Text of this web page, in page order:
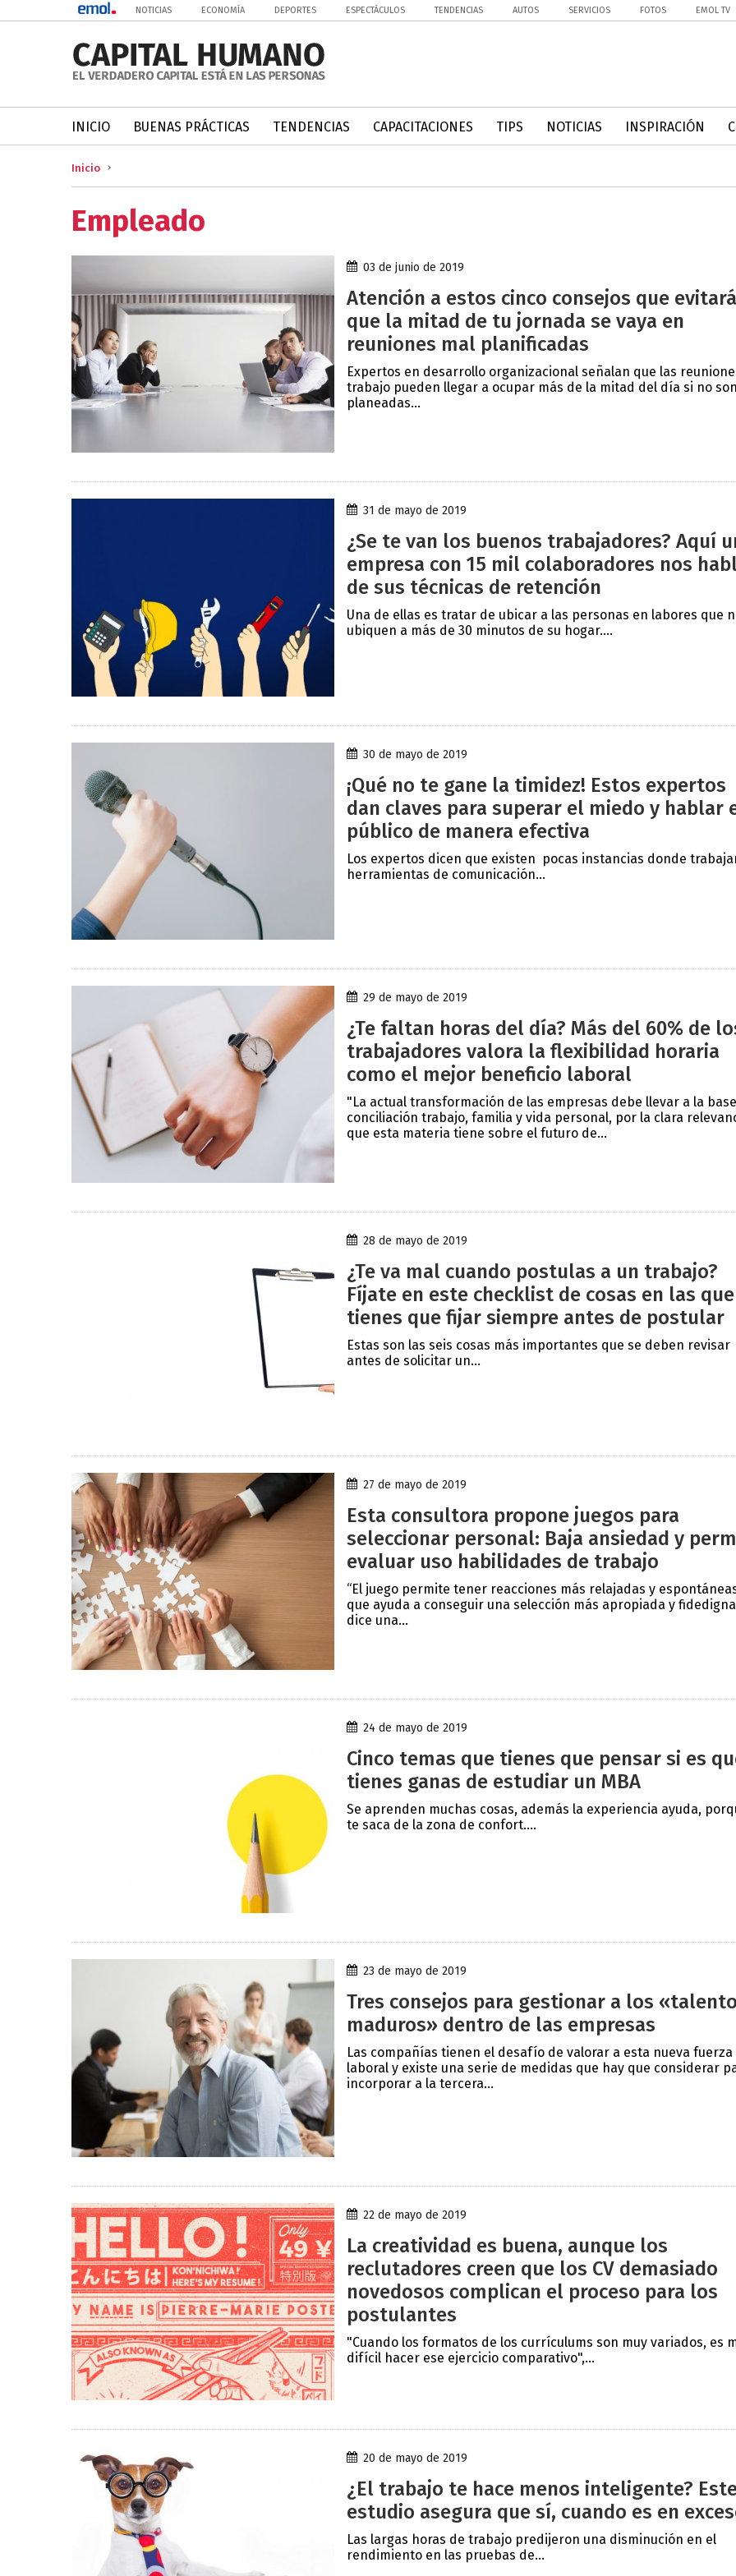
NOTICIAS ECONOMÍA DEPORTES ESPECTÁCULOS TENDENCIAS AUTOS SERVICIOS FOTOS EMOL TV
INICIO BUENAS PRÁCTICAS TENDENCIAS CAPACITACIONES TIPS NOTICIAS INSPIRACIÓN
Inicio
Empleado
03 de junio de 2019
Atención a estos cinco consejos que
que la mitad de tu jornada se vaya en
reuniones mal planificadas
Expertos en desarrollo organizacional señalan que las
trabajo pueden llegar a ocupar más de la mitad del día si no son
planeadas...
31 de mayo de 2019
¿Se te van los buenos trabajadores? Aquí
empresa con 15 mil colaboradores nos
de sus técnicas de retención
Una de ellas es tratar de ubicar a las personas en labores que
ubiquen a más de 30 minutos de su hogar....
30 de mayo de 2019
¡Qué no te gane la timidez! Estos expertos
dan claves para superar el miedo y hablar
público de manera efectiva
Los expertos dicen que existen pocas instancias donde
herramientas de comunicación...
29 de mayo de 2019
¿Te faltan horas del día? Más del 60% de
trabajadores valora la flexibilidad horaria
como el mejor beneficio laboral
"La actual transformación de las empresas debe llevar a la
conciliación trabajo, familia y vida personal, por la clara
que esta materia tiene sobre el futuro de...
28 de mayo de 2019
¿Te va mal cuando postulas a un trabajo?
Fíjate en este checklist de cosas en las
tienes que fijar siempre antes de postular
Estas son las seis cosas más importantes que se deben revisar
antes de solicitar un...
27 de mayo de 2019
Esta consultora propone juegos para
seleccionar personal: Baja ansiedad y
evaluar uso habilidades de trabajo
“El juego permite tener reacciones más relajadas y
que ayuda a conseguir una selección más apropiada y
dice una...
24 de mayo de 2019
Cinco temas que tienes que pensar si es
tienes ganas de estudiar un MBA
Se aprenden muchas cosas, además la experiencia ayuda,
te saca de la zona de confort....
23 de mayo de 2019
Tres consejos para gestionar a los
maduros» dentro de las empresas
Las compañías tienen el desafío de valorar a esta nueva fuerza
laboral y existe una serie de medidas que hay que considerar
incorporar a la tercera...
22 de mayo de 2019
La creatividad es buena, aunque los
reclutadores creen que los CV demasiado
novedosos complican el proceso para los
postulantes
"Cuando los formatos de los currículums son muy variados, es
difícil hacer ese ejercicio comparativo",...
20 de mayo de 2019
¿El trabajo te hace menos inteligente?
estudio asegura que sí, cuando es en
Las largas horas de trabajo predijeron una disminución en el
rendimiento en las pruebas de...